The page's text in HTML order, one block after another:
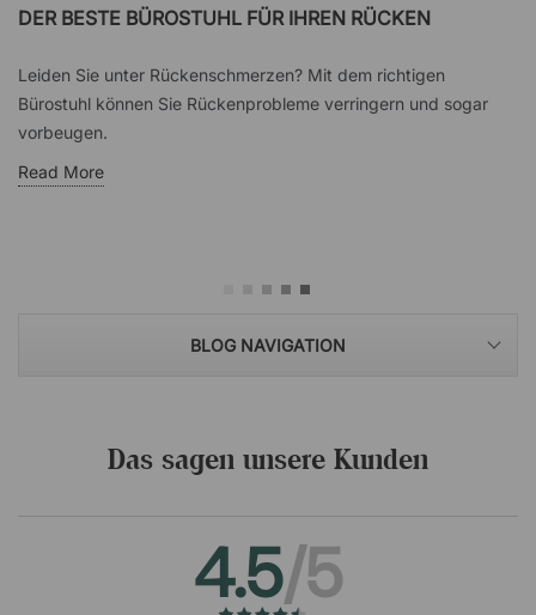
DER BESTE BÜROSTUHL FÜR IHREN RÜCKEN
Leiden Sie unter Rückenschmerzen? Mit dem richtigen
Bürostuhl können Sie Rückenprobleme verringern und sogar
vorbeugen.
Read More
BLOG NAVIGATION
Das sagen unsere Kunden
4.5/5